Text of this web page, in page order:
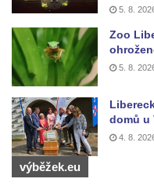
Zvonice na břehu Ohře
Husova zvonice na
Lenešicích
Zvonice u kostela
Křtitele na hřbitově v
Zvonice u mostu přes
Podluží
Zvonička u polní cesty
5. 8.
Zoo
5. 8.
domů u
4. 8.
výběžek.eu